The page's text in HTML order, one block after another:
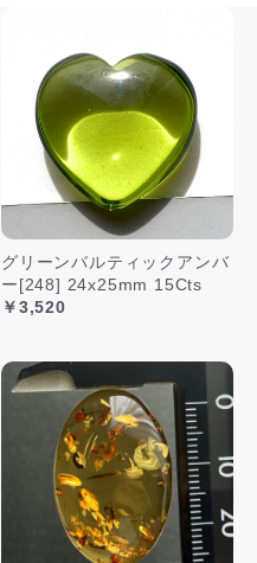
グリーンバルティックアンバ
ー[248] 24x25mm 15Cts
￥3,520